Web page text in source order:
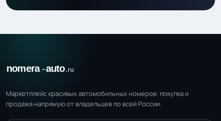
Маркетплейс красивых автомобильных номеров: покупка и
продажа напрямую от владельцев по всей России.